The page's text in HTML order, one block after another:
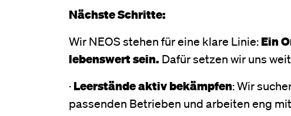
Nächste Schritte:
Wir NEOS stehen für eine klare Linie:Ein
lebenswert sein. Dafür setzen wir uns
·Leerstände aktiv bekämpfen: Wir
passenden Betrieben und arbeiten eng